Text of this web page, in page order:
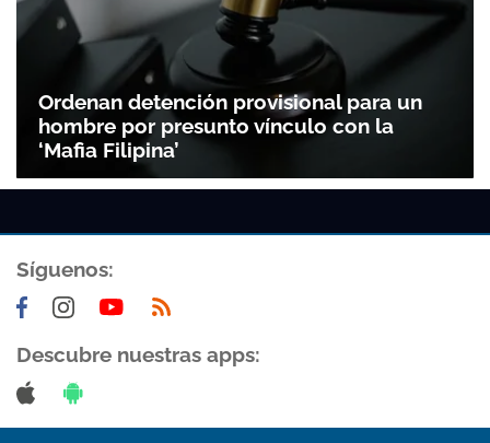
Ordenan detención provisional para un
hombre por presunto vínculo con la
‘Mafia Filipina’
Síguenos:
Descubre nuestras apps: